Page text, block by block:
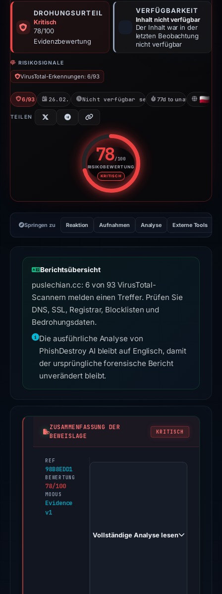
DROHUNGSURTEIL
Kritisch
78/100
Evidenzbewertung
VERFÜGBARKEIT
Inhalt nicht verfügbar
Der Inhalt war in der
letzten Beobachtung
nicht verfügbar
RISIKOSIGNALE
VirusTotal-Erkennungen: 6/93
6/93 VT 26.02.2026Nicht verfügbar seit 14.05.2026
77d to unavailable
TEILEN
78/100
RISIKOBEWERTUNG
KRITISCH
Risikobewertung: 78 von
Springen zu Reaktion Aufnahmen Analyse Externe Tools
Berichtsübersicht
puslechian.cc: 6 von 93 VirusTotal-
Scannern melden einen Treffer. Prüfen Sie
DNS, SSL, Registrar, Blocklisten und
Bedrohungsdaten.
Die ausführliche Analyse von
PhishDestroy AI bleibt auf Englisch, damit
der ursprüngliche forensische Bericht
unverändert bleibt.
ZUSAMMENFASSUNG DER
BEWEISLAGE
KRITISCH
REF
98B8EDD1
BEWERTUNG
78/100
MODUS
Evidence
v1
PhishDestroy
26,
Vollständige Analyse lesen